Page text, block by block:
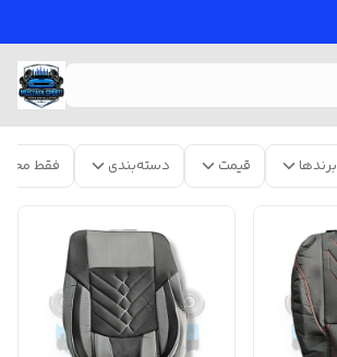
برندها قیمت دسته‌بندی فقط